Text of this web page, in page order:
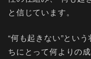
と信じています。
“何も起きない”とい
ちにとって何よりの